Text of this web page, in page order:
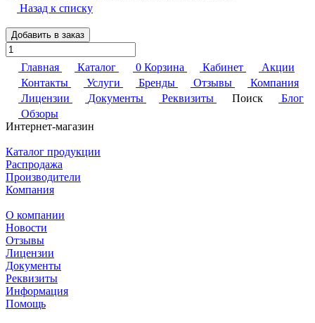
Назад к списку
Добавить в заказ
Главная Каталог 0 Корзина Кабинет
Акции
Контакты
Услуги Бренды Отзывы
Компания
Лицензии
Документы Реквизиты Поиск
Блог
Обзоры
Интернет-магазин
Каталог продукции
Распродажа
Производители
Компания
О компании
Новости
Отзывы
Лицензии
Документы
Реквизиты
Информация
Помощь